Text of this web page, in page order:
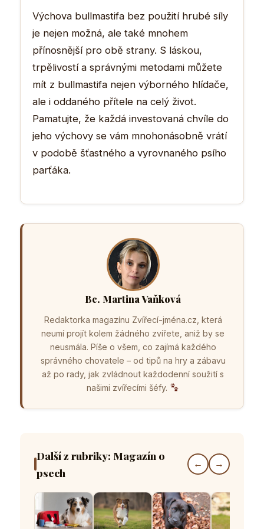
Výchova bullmastifa bez použití hrubé síly
je nejen možná, ale také mnohem
přínosnější pro obě strany. S láskou,
trpělivostí a správnými metodami můžete
mít z bullmastifa nejen výborného hlídače,
ale i oddaného přítele na celý život.
Pamatujte, že každá investovaná chvíle do
jeho výchovy se vám mnohonásobně vrátí
v podobě šťastného a vyrovnaného psího
parťáka.
Bc. Martina Vaňková
Redaktorka magazínu Zvířecí-jména.cz, která
neumí projít kolem žádného zvířete, aniž by se
neusmála. Píše o všem, co zajímá každého
správného chovatele – od tipů na hry a zábavu
až po rady, jak zvládnout každodenní soužití s
našimi zvířecími šéfy.
Další z rubriky: Magazín o
psech
← →